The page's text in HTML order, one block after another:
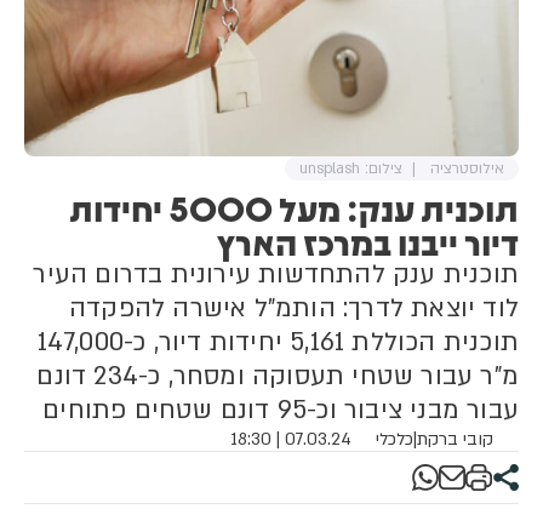
תוכנית ענק: מעל 5000 יחידות
דיור ייבנו במרכז הארץ
תוכנית ענק להתחדשות עירונית בדרום העיר
לוד יוצאת לדרך: הותמ"ל אישרה להפקדה
תוכנית הכוללת 5,161 יחידות דיור, כ-147,000
מ"ר עבור שטחי תעסוקה ומסחר, כ-234 דונם
עבור מבני ציבור וכ-95 דונם שטחים פתוחים
קובי ברקת|כלכלי 07.03.24 | 18:30
אילוסטרציה צילום: unsplash